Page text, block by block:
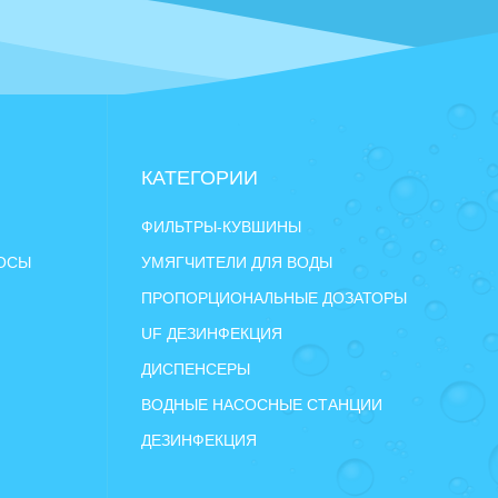
КАТЕГОРИИ
ФИЛЬТРЫ-КУВШИНЫ
УМЯГЧИТЕЛИ ДЛЯ ВОДЫ
ПРОПОРЦИОНАЛЬНЫЕ ДОЗАТОРЫ
UF ДЕЗИНФЕКЦИЯ
ДИСПЕНСЕРЫ
ВОДНЫЕ НАСОСНЫЕ СТАНЦИИ
ДЕЗИНФЕКЦИЯ